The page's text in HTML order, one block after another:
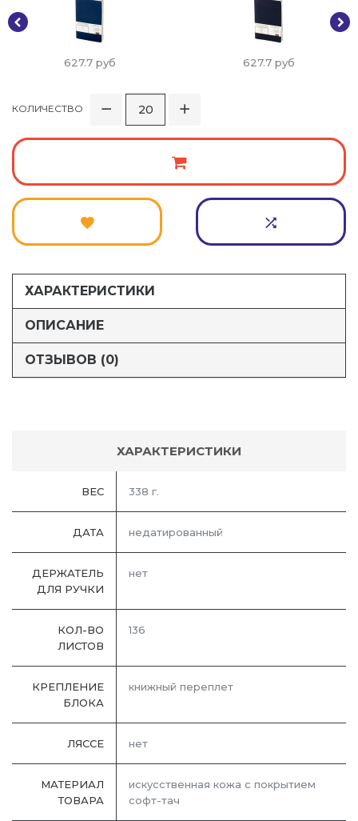
627.7руб 627.7руб
КОЛИЧЕСТВО
ХАРАКТЕРИСТИКИ
ОПИСАНИЕ
ОТЗЫВОВ (0)
ХАРАКТЕРИСТИКИ
ВЕС 338 г.
ДАТА недатированный
ДЕРЖАТЕЛЬ
ДЛЯ РУЧКИ
нет
КОЛ-ВО
ЛИСТОВ
136
КРЕПЛЕНИЕ
БЛОКА
книжный переплет
ЛЯССЕ нет
МАТЕРИАЛ
ТОВАРА
искусственная кожа с покрытием
софт-тач